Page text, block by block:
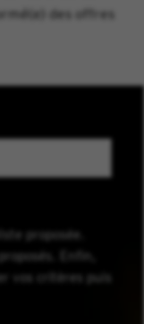
des offres
proposée.
Enfin,
vos critères puis